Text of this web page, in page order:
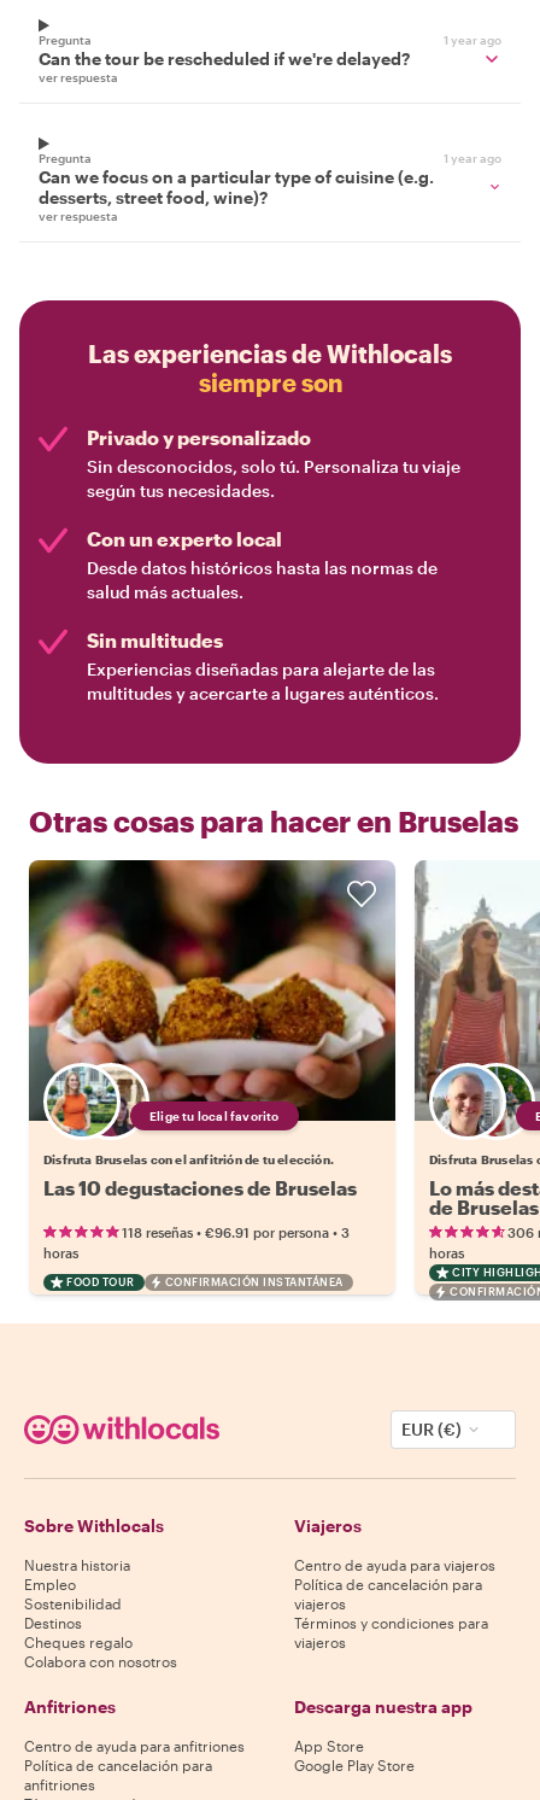
Pregunta 1 year ago
Can the tour be rescheduled if we're delayed?
ver respuesta
Pregunta 1 year ago
Can we focus on a particular type of cuisine (e.g.
desserts, street food, wine)?
ver respuesta
Las experiencias de Withlocals
siempre son
Privado y personalizado
Sin desconocidos, solo tú. Personaliza tu viaje
según tus necesidades.
Con un experto local
Desde datos históricos hasta las normas de
salud más actuales.
Sin multitudes
Experiencias diseñadas para alejarte de las
multitudes y acercarte a lugares auténticos.
Otras cosas para hacer en Bruselas
Elige tu local favorito
Disfruta Bruselas con el anfitrión de tu elección.
Las 10 degustaciones de Bruselas
118 reseñas • €96.91 por persona • 3
horas
FOOD TOUR CONFIRMACIÓN INSTANTÁNEA
Disfruta Bruselas
Lo más
de Bruselas
306
horas
CITY
EUR (€)
Sobre Withlocals
Nuestra historia
Empleo
Sostenibilidad
Destinos
Cheques regalo
Colabora con nosotros
Viajeros
Centro de ayuda para viajeros
Política de cancelación para
viajeros
Términos y condiciones para
viajeros
Anfitriones
Centro de ayuda para anfitriones
Política de cancelación para
anfitriones
Descarga nuestra app
App Store
Google Play Store